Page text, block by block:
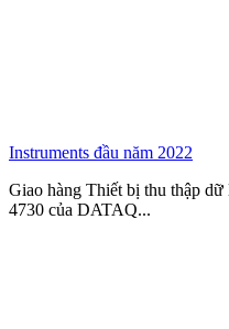
Instruments đầu năm 2022
Giao hàng Thiết bị thu thập
4730 của DATAQ...